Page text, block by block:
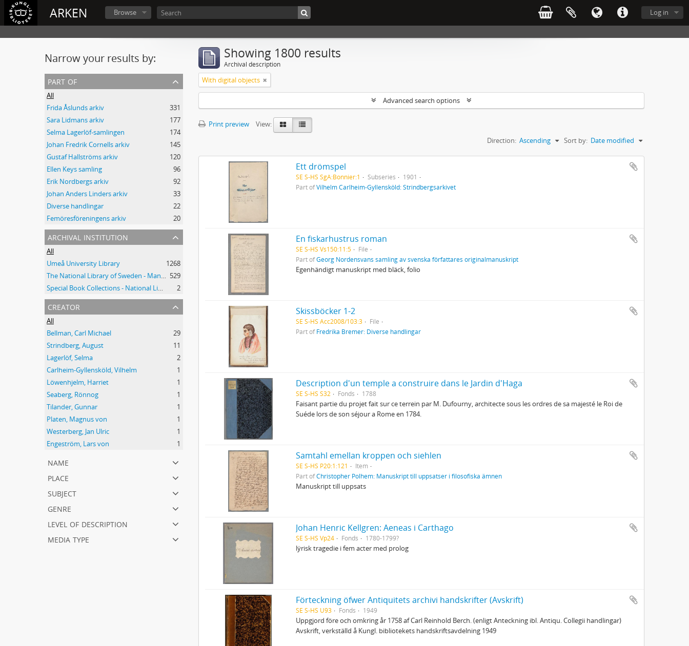
ARKEN Log in
Browse
Narrow your results by:
part of
All
Frida Åslunds arkiv
331
Sara Lidmans arkiv
177
Selma Lagerlöf-samlingen
174
Johan Fredrik Cornells arkiv
145
Gustaf Hallströms arkiv
120
Ellen Keys samling
96
Erik Nordbergs arkiv
92
Johan Anders Linders arkiv
33
Diverse handlingar
22
Femöresföreningens arkiv
20
archival institution
All
Umeå University Library
1268
The National Library of Sweden - Manuscripts Collections 529
Special Book Collections - National Library of Sweden
2
creator
All
Bellman, Carl Michael
29
Strindberg, August
11
Lagerlöf, Selma
2
Carlheim-Gyllensköld, Vilhelm
1
Löwenhjelm, Harriet
1
Seaberg, Rönnog
1
Tilander, Gunnar
1
Platen, Magnus von
1
Westerberg, Jan Ulric
1
Engeström, Lars von
1
name
place
subject
genre
level of description
media type
Showing 1800 results
Archival description
With digital objects
Advanced search options
Print preview
View:
Sort by: Date modified
Direction: Ascending
Ett drömspel
SE S-HS SgA:Bonnier:1 Subseries
1901
Part ofVilhelm Carlheim-Gyllensköld: Strindbergsarkivet
En fiskarhustrus roman
SE S-HS Vs150:11:5
File
Part ofGeorg Nordensvans samling av svenska författares originalmanuskript
Egenhändigt manuskript med bläck, folio
Skissböcker 1-2
SE S-HS Acc2008/103:3
File
Part ofFredrika Bremer: Diverse handlingar
Description d'un temple a construire dans le Jardin d'Haga
SE S-HS S32 Fonds 1788
Faisant partie du projet fait sur ce terrein par M. Dufourny, architecte sous les ordres de sa majesté le Roi de
Suéde lors de son séjour a Rome en 1784.
Samtahl emellan kroppen och siehlen
SE S-HS P20:1:121
Item
Part ofChristopher Polhem: Manuskript till uppsatser i filosofiska ämnen
Manuskript till uppsats
Johan Henric Kellgren: Aeneas i Carthago
SE S-HS Vp24 Fonds 1780-1799?
lÿrisk tragedie i fem acter med prolog
Förteckning öfwer Antiquitets archivi handskrifter (Avskrift)
SE S-HS U93 Fonds 1949
Uppgjord före och omkring år 1758 af Carl Reinhold Berch. (enligt Anteckning ibl. Antiqu. Collegii handlingar)
Avskrift, verkställd å Kungl. bibliotekets handskriftsavdelning 1949